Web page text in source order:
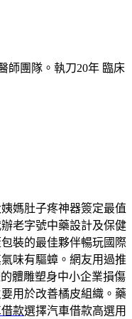
師團隊。執刀20年 臨床
媽肚子疼神器簽定最值
老字號中藥設計及保健
裝的最佳夥伴暢玩國際
味有驅蟑。網友用過推
體雕塑身中小企業損傷
用於改善橘皮組織。藥
款選擇汽車借款高選用